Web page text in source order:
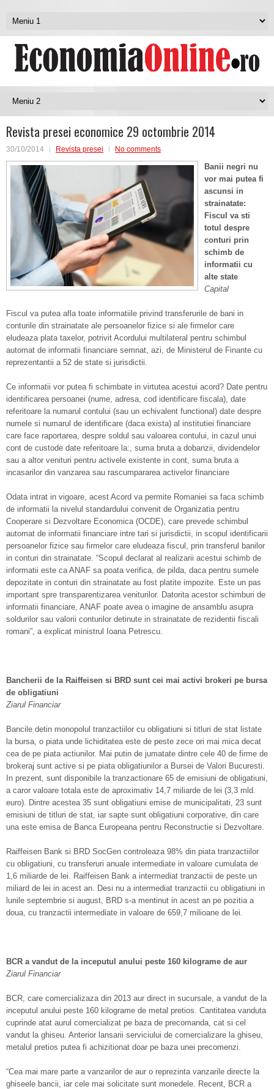
Revista presei economice 29 octombrie 2014
30/10/2014 Revista presei No comments
Banii negri nu
vor mai putea fi
ascunsi in
strainatate:
Fiscul va sti
totul despre
conturi prin
schimb de
informatii cu
alte state
Capital
Fiscul va putea afla toate informatiile privind transferurile de bani in
conturile din strainatate ale persoanelor fizice si ale firmelor care
eludeaza plata taxelor, potrivit Acordului multilateral pentru schimbul
automat de informatii financiare semnat, azi, de Ministerul de Finante cu
reprezentantii a 52 de state si jurisdictii.
Ce informatii vor putea fi schimbate in virtutea acestui acord? Date pentru
identificarea persoanei (nume, adresa, cod identificare fiscala), date
referitoare la numarul contului (sau un echivalent functional) date despre
numele si numarul de identificare (daca exista) al institutiei financiare
care face raportarea, despre soldul sau valoarea contului, in cazul unui
cont de custode date referitoare la:, suma bruta a dobanzii, dividendelor
sau a altor venituri pentru activele existente in cont, suma bruta a
incasarilor din vanzarea sau rascumpararea activelor financiare
Odata intrat in vigoare, acest Acord va permite Romaniei sa faca schimb
de informatii la nivelul standardului convenit de Organizatia pentru
Cooperare si Dezvoltare Economica (OCDE), care prevede schimbul
automat de informatii financiare intre tari si jurisdictii, in scopul identificarii
persoanelor fizice sau firmelor care eludeaza fiscul, prin transferul banilor
in conturi din strainatate. “Scopul declarat al realizarii acestui schimb de
informatii este ca ANAF sa poata verifica, de pilda, daca pentru sumele
depozitate in conturi din strainatate au fost platite impozite. Este un pas
important spre transparentizarea veniturilor. Datorita acestor schimburi de
informatii financiare, ANAF poate avea o imagine de ansamblu asupra
soldurilor sau valorii conturilor detinute in strainatate de rezidentii fiscali
romani”, a explicat ministrul Ioana Petrescu.
Bancherii de la Raiffeisen si BRD sunt cei mai activi brokeri pe bursa
de obligatiuni
Ziarul Financiar
Bancile detin monopolul tranzactiilor cu obligatiuni si titluri de stat listate
la bursa, o piata unde lichiditatea este de peste zece ori mai mica decat
cea de pe piata actiunilor. Mai putin de jumatate dintre cele 40 de firme de
brokeraj sunt active si pe piata obliga­tiunilor a Bursei de Valori Bucuresti.
In prezent, sunt disponibile la tranzactionare 65 de emisiuni de obligatiuni,
a caror valoare totala este de aproximativ 14,7 miliarde de lei (3,3 mld.
euro). Dintre acestea 35 sunt obligatiuni emise de municipalitati, 23 sunt
emisiuni de titluri de stat, iar sapte sunt obligatiuni corporative, din care
una este emisa de Banca Europeana pentru Reconstructie si Dezvoltare.
Raiffeisen Bank si BRD SocGen controleaza 98% din piata tranzactiilor
cu obligatiuni, cu transferuri anuale intermediate in valoare cumulata de
1,6 miliarde de lei. Raiffeisen Bank a intermediat tranzactii de peste un
miliard de lei in acest an. Desi nu a intermediat tranzactii cu obligatiuni in
lunile septembrie si august, BRD s-a mentinut in acest an pe pozitia a
doua, cu tranzactii intermediate in valoare de 659,7 milioane de lei.
BCR a vandut de la inceputul anului peste 160 kilograme de aur
Ziarul Financiar
BCR, care comercializaza din 2013 aur direct in sucursale, a vandut de la
inceputul anului peste 160 kilograme de metal pretios. Cantitatea vanduta
cuprinde atat aurul comercializat pe baza de precomanda, cat si cel
vandut la ghiseu. Anterior lansarii serviciului de comercializare la ghiseu,
metalul pretios putea fi achizitionat doar pe baza unei precomenzi.
“Cea mai mare parte a vanzarilor de aur o reprezinta vanzarile directe la
ghiseele bancii, iar cele mai solicitate sunt monedele. Recent, BCR a